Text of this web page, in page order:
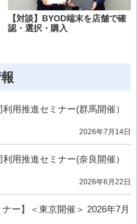
【対談】BYOD端末を店舗で確
認・選択・購入
用推進セミナー(群馬開催）
2026年7月14日
用推進セミナー(奈良開催）
2026年6月22日
ー】＜東京開催＞ 2026年7月